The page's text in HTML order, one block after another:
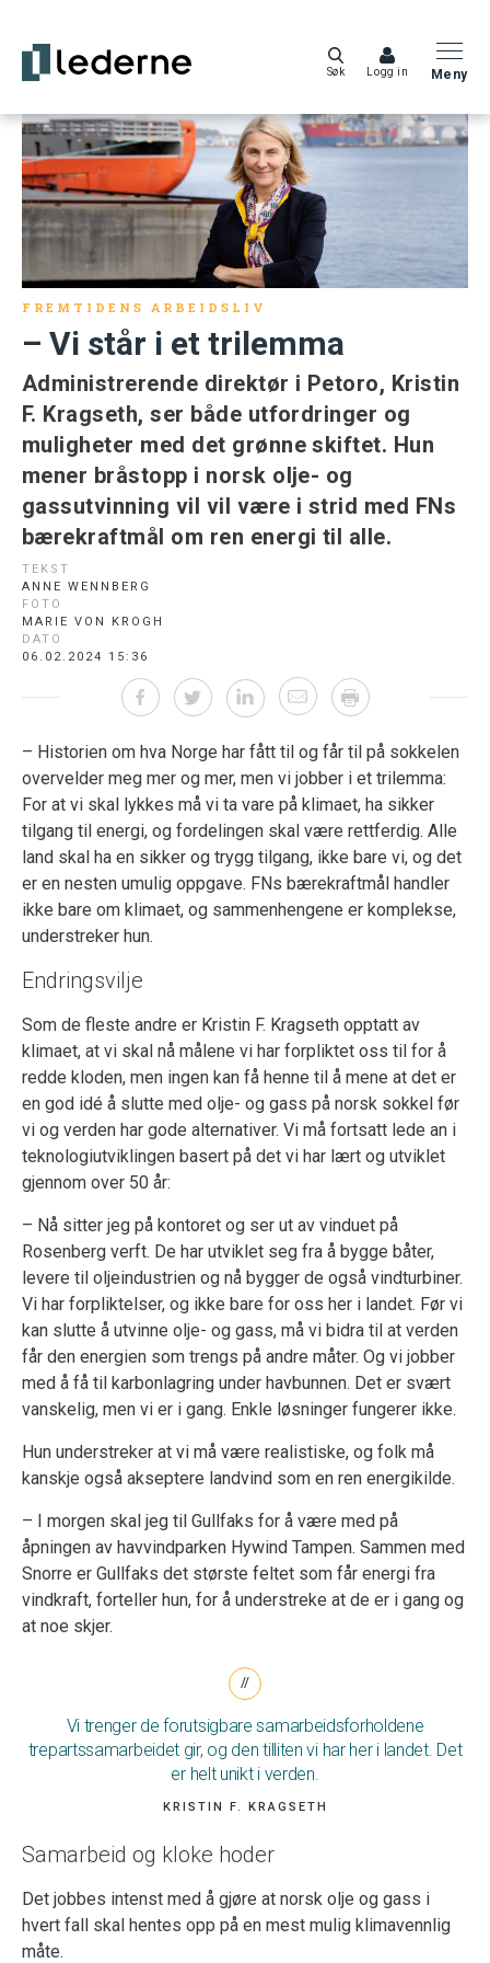
Søk Logg in Meny
FREMTIDENS ARBEIDSLIV
– Vi står i et trilemma
Administrerende direktør i Petoro, Kristin
F. Kragseth, ser både utfordringer og
muligheter med det grønne skiftet. Hun
mener bråstopp i norsk olje- og
gassutvinning vil vil være i strid med FNs
bærekraftmål om ren energi til alle.
TEKST
ANNE WENNBERG
FOTO
MARIE VON KROGH
DATO
06.02.2024 15:36
– Historien om hva Norge har fått til og får til på sokkelen
overvelder meg mer og mer, men vi jobber i et trilemma:
For at vi skal lykkes må vi ta vare på klimaet, ha sikker
tilgang til energi, og fordelingen skal være rettferdig. Alle
land skal ha en sikker og trygg tilgang, ikke bare vi, og det
er en nesten umulig oppgave. FNs bærekraftmål handler
ikke bare om klimaet, og sammenhengene er komplekse,
understreker hun.
Endringsvilje
Som de fleste andre er Kristin F. Kragseth opptatt av
klimaet, at vi skal nå målene vi har forpliktet oss til for å
redde kloden, men ingen kan få henne til å mene at det er
en god idé å slutte med olje- og gass på norsk sokkel før
vi og verden har gode alternativer. Vi må fortsatt lede an i
teknologiutviklingen basert på det vi har lært og utviklet
gjennom over 50 år:
– Nå sitter jeg på kontoret og ser ut av vinduet på
Rosenberg verft. De har utviklet seg fra å bygge båter,
levere til oljeindustrien og nå bygger de også vindturbiner.
Vi har forpliktelser, og ikke bare for oss her i landet. Før vi
kan slutte å utvinne olje- og gass, må vi bidra til at verden
får den energien som trengs på andre måter. Og vi jobber
med å få til karbonlagring under havbunnen. Det er svært
vanskelig, men vi er i gang. Enkle løsninger fungerer ikke.
Hun understreker at vi må være realistiske, og folk må
kanskje også akseptere landvind som en ren energikilde.
– I morgen skal jeg til Gullfaks for å være med på
åpningen av havvindparken Hywind Tampen. Sammen med
Snorre er Gullfaks det største feltet som får energi fra
vindkraft, forteller hun, for å understreke at de er i gang og
at noe skjer.
Vi trenger de forutsigbare samarbeidsforholdene
trepartssamarbeidet gir, og den tilliten vi har her i landet. Det
er helt unikt i verden.
KRISTIN F. KRAGSETH
Samarbeid og kloke hoder
Det jobbes intenst med å gjøre at norsk olje og gass i
hvert fall skal hentes opp på en mest mulig klimavennlig
måte.